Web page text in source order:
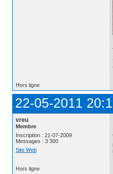
Hors ligne
22-05-2011
vreu
Membre
Inscription : 21-07-2009
Messages : 3 300
Site Web
Hors ligne